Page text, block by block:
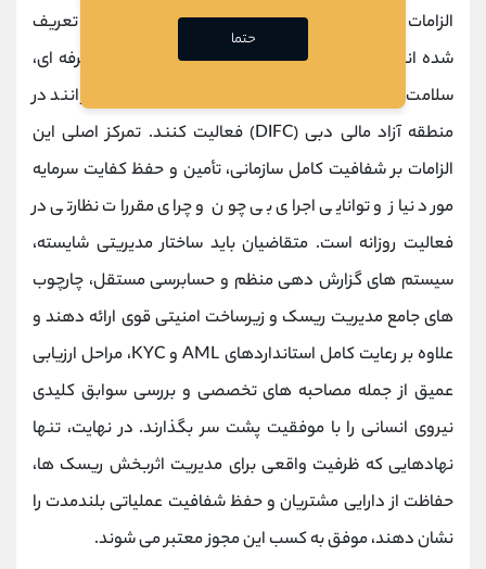
الزامات اخذ مجوز DFSA در چارچوبی دقیق و سختگیرانه تعریف
شده ‌اند تا تضمین کنند تنهاشرکت‌هایی با ساختار حرفه ‌ای،
سلامت مالی اثبات ‌شده و توانایی عملیاتی مستمر می ‌توانند در
منطقه آزاد مالی دبی (DIFC) فعالیت کنند. تمرکز اصلی این
الزامات بر شفافیت کامل سازمانی، تأمین و حفظ کفایت سرمایه
مورد نیاز و توانایی اجرای بی ‌چون ‌و چرای مقررات نظارتی در
فعالیت روزانه است. متقاضیان باید ساختار مدیریتی شایسته،
سیستم ‌های گزارش‌ دهی منظم و حسابرسی مستقل، چارچوب
‌های جامع مدیریت ریسک و زیرساخت امنیتی قوی ارائه دهند و
علاوه بر رعایت کامل استانداردهای AML و KYC، مراحل ارزیابی
عمیق از جمله مصاحبه‌ های تخصصی و بررسی سوابق کلیدی
نیروی انسانی را با موفقیت پشت سر بگذارند. در نهایت، تنها
نهادهایی که ظرفیت واقعی برای مدیریت اثربخش ریسک ‌ها،
حفاظت از دارایی مشتریان و حفظ شفافیت عملیاتی بلندمدت را
نشان دهند، موفق به کسب این مجوز معتبر می‌ شوند.
حتما